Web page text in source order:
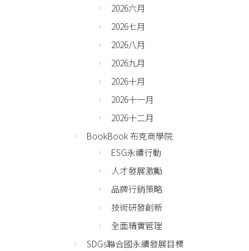
2026六月
2026七月
2026八月
2026九月
2026十月
2026十一月
2026十二月
BookBook 布克商學院
ESG永續行動
人才發展激勵
品牌行銷策略
技術研發創新
全面精實管理
SDGs聯合國永續發展目標